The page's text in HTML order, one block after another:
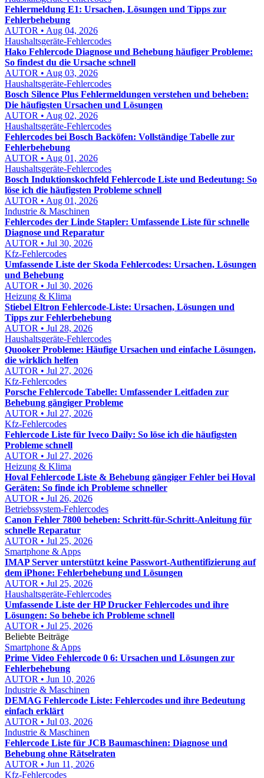
Fehlermeldung E1: Ursachen, Lösungen und Tipps zur
Fehlerbehebung
AUTOR • Aug 04, 2026
Haushaltsgeräte-Fehlercodes
Hako Fehlercode Diagnose und Behebung häufiger Probleme:
So findest du die Ursache schnell
AUTOR • Aug 03, 2026
Haushaltsgeräte-Fehlercodes
Bosch Silence Plus Fehlermeldungen verstehen und beheben:
Die häufigsten Ursachen und Lösungen
AUTOR • Aug 02, 2026
Haushaltsgeräte-Fehlercodes
Fehlercodes bei Bosch Backöfen: Vollständige Tabelle zur
Fehlerbehebung
AUTOR • Aug 01, 2026
Haushaltsgeräte-Fehlercodes
Bosch Induktionskochfeld Fehlercode Liste und Bedeutung: So
löse ich die häufigsten Probleme schnell
AUTOR • Aug 01, 2026
Industrie & Maschinen
Fehlercodes der Linde Stapler: Umfassende Liste für schnelle
Diagnose und Reparatur
AUTOR • Jul 30, 2026
Kfz-Fehlercodes
Umfassende Liste der Skoda Fehlercodes: Ursachen, Lösungen
und Behebung
AUTOR • Jul 30, 2026
Heizung & Klima
Stiebel Eltron Fehlercode-Liste: Ursachen, Lösungen und
Tipps zur Fehlerbehebung
AUTOR • Jul 28, 2026
Haushaltsgeräte-Fehlercodes
Quooker Probleme: Häufige Ursachen und einfache Lösungen,
die wirklich helfen
AUTOR • Jul 27, 2026
Kfz-Fehlercodes
Porsche Fehlercode Tabelle: Umfassender Leitfaden zur
Behebung gängiger Probleme
AUTOR • Jul 27, 2026
Kfz-Fehlercodes
Fehlercode Liste für Iveco Daily: So löse ich die häufigsten
Probleme schnell
AUTOR • Jul 27, 2026
Heizung & Klima
Hoval Fehlercode Liste & Behebung gängiger Fehler bei Hoval
Geräten: So finde ich Probleme schneller
AUTOR • Jul 26, 2026
Betriebssystem-Fehlercodes
Canon Fehler 7800 beheben: Schritt-für-Schritt-Anleitung für
schnelle Reparatur
AUTOR • Jul 25, 2026
Smartphone & Apps
IMAP Server unterstützt keine Passwort-Authentifizierung auf
dem iPhone: Fehlerbehebung und Lösungen
AUTOR • Jul 25, 2026
Haushaltsgeräte-Fehlercodes
Umfassende Liste der HP Drucker Fehlercodes und ihre
Lösungen: So behebe ich Probleme schnell
AUTOR • Jul 25, 2026
Beliebte Beiträge
Smartphone & Apps
Prime Video Fehlercode 0 6: Ursachen und Lösungen zur
Fehlerbehebung
AUTOR • Jun 10, 2026
Industrie & Maschinen
DEMAG Fehlercode Liste: Fehlercodes und ihre Bedeutung
einfach erklärt
AUTOR • Jul 03, 2026
Industrie & Maschinen
Fehlercode Liste für JCB Baumaschinen: Diagnose und
Behebung ohne Rätselraten
AUTOR • Jun 11, 2026
Kfz-Fehlercodes